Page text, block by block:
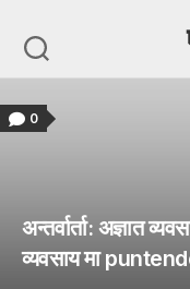
content
0
अन्तर्वार्ता: अज्ञात
व्यवसाय मा